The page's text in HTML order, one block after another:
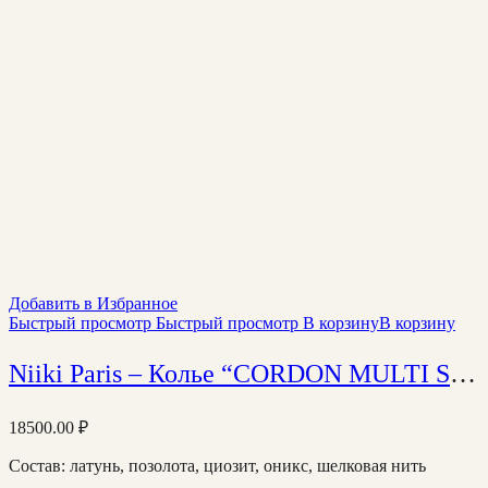
Добавить в Избранное
Быстрый просмотр Быстрый просмотр В корзинуВ корзину
Niiki Paris – Колье “CORDON MULTI SYMBOLES”
18500.00 ₽
Состав: латунь, позолота, циозит, оникс, шелковая нить